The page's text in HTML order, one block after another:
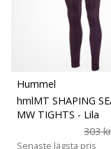
Hummel
hmlMT SHAPING
MW TIGHTS - Lila
303 kr
Senaste lägsta pris